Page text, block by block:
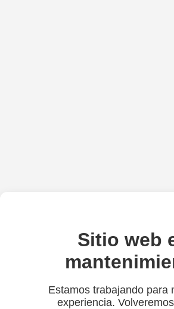
Sitio web
Estamos trabajando para
experiencia.